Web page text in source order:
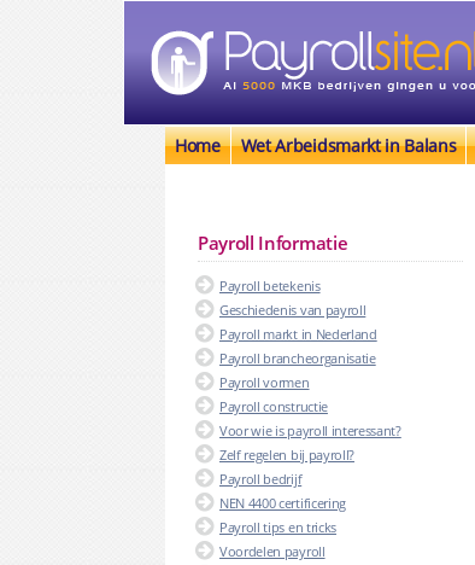
Home Wet Arbeidsmarkt in Balans
Payroll Informatie
Payroll betekenis
Geschiedenis van payroll
Payroll markt in Nederland
Payroll brancheorganisatie
Payroll vormen
Payroll constructie
Voor wie is payroll interessant?
Zelf regelen bij payroll?
Payroll bedrijf
NEN 4400 certificering
Payroll tips en tricks
Voordelen payroll